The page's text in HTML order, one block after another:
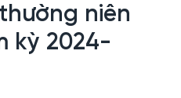
niên
kỳ 2024-